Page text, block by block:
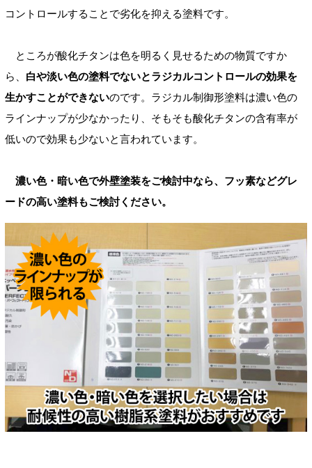
コントロールすることで劣化を抑える塗料です。
ところが酸化チタンは色を明るく見せるための物質ですか
ら、 白や淡い色の塗料でないとラジカルコントロールの効果を
生かすことができないのです。ラジカル制御形塗料は濃い色の
ラインナップが少なかったり、そもそも酸化チタンの含有率が
低いので効果も少ないと言われています。
濃い色・暗い色で外壁塗装をご検討中なら、フッ素などグレ
ードの高い塗料もご検討ください。